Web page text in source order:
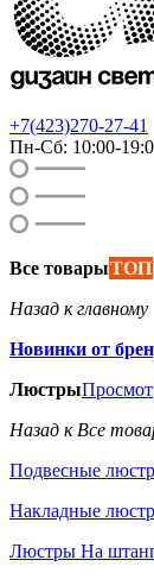
+7(423)270-27-41
Пн-Сб: 10:00-
Все товарыТОП
Назад к главному
Новинки от
Люстры
Назад к Все
Подвесные
Накладные
Люстры На